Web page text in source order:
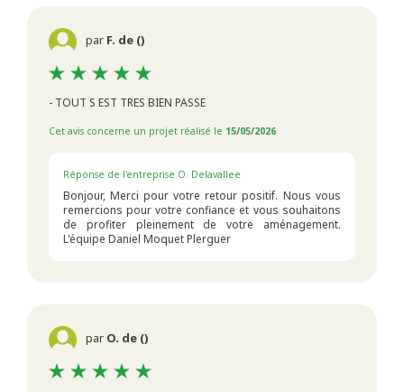
par F. de ()
- TOUT S EST TRES BIEN PASSE
Cet avis concerne un projet réalisé le 15/05/2026
Réponse de l'entreprise O. Delavallee
Bonjour, Merci pour votre retour positif. Nous vous
remercions pour votre confiance et vous souhaitons
de profiter pleinement de votre aménagement.
L'équipe Daniel Moquet Plerguer
par O. de ()